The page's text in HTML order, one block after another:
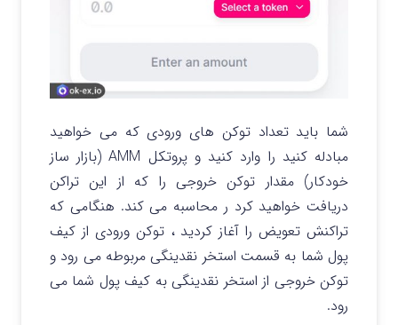
شما باید تعداد توکن های ورودی که می خواهید
مبادله کنید را وارد کنید و پروتکل AMM (بازار ساز
خودکار) مقدار توکن خروجی را که از این تراکن
دریافت خواهید کرد ر محاسبه می کند. هنگامی که
تراکنش تعویض را آغاز کردید ، توکن ورودی از کیف
پول شما به قسمت استخر نقدینگی مربوطه می رود و
توکن خروجی از استخر نقدینگی به کیف پول شما می
رود.